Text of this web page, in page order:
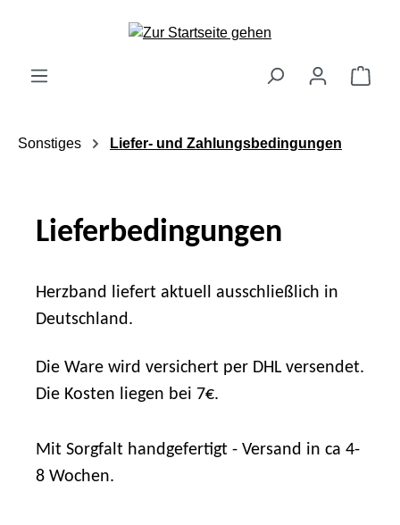
Zum Hauptinhalt springen
Sonstiges Liefer- und Zahlungsbedingungen
Lieferbedingungen
Herzband liefert aktuell ausschließlich in
Deutschland.
Die Ware wird versichert per DHL versendet.
Die Kosten liegen bei 7€.
Mit Sorgfalt handgefertigt - Versand in ca 4-
8 Wochen.